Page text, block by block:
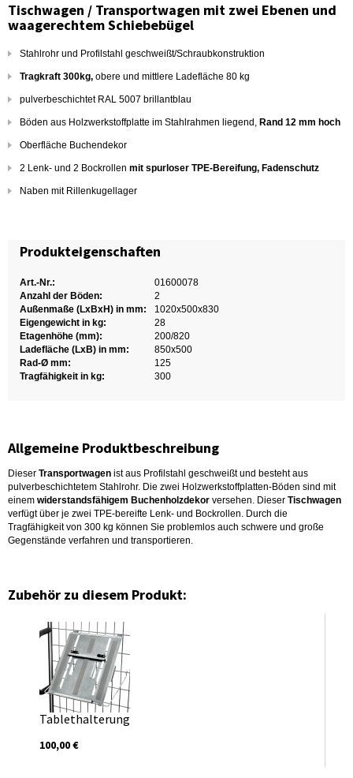
Tischwagen / Transportwagen mit zwei Ebenen und
waagerechtem Schiebebügel
Stahlrohr und Profilstahl geschweißt/Schraubkonstruktion
Tragkraft 300kg, obere und mittlere Ladefläche 80 kg
pulverbeschichtet RAL 5007 brillantblau
Böden aus Holzwerkstoffplatte im Stahlrahmen liegend, Rand 12 mm hoch
Oberfläche Buchendekor
2 Lenk- und 2 Bockrollen mit spurloser TPE-Bereifung, Fadenschutz
Naben mit Rillenkugellager
Produkteigenschaften
Art.-Nr.:
01600078
Anzahl der Böden:
2
Außenmaße (LxBxH) in mm:
1020x500x830
Eigengewicht in kg:
28
Etagenhöhe (mm):
200/820
Ladefläche (LxB) in mm:
850x500
Rad-Ø mm:
125
Tragfähigkeit in kg:
300
Allgemeine Produktbeschreibung
Dieser Transportwagen ist aus Profilstahl geschweißt und besteht aus
pulverbeschichtetem Stahlrohr. Die zwei Holzwerkstoffplatten-Böden sind mit
einem widerstandsfähigem Buchenholzdekor versehen. Dieser Tischwagen
verfügt über je zwei TPE-bereifte Lenk- und Bockrollen. Durch die
Tragfähigkeit von 300 kg können Sie problemlos auch schwere und große
Gegenstände verfahren und transportieren.
Zubehör zu diesem Produkt:
Tablethalterung
100,00 €